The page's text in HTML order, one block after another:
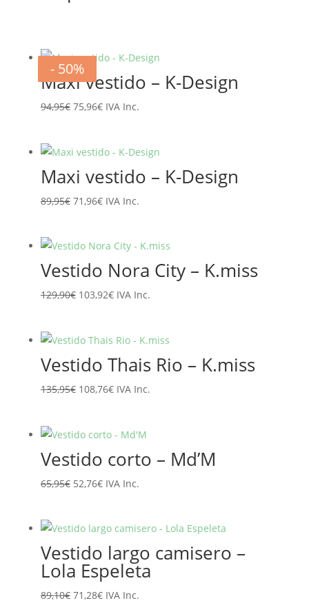
- 20%
Maxi vestido – K-Design
94,95€ El
era:
94,95€.
75,96€El
es:
75,96€.
IVA Inc.
- 20%
Maxi vestido – K-Design
89,95€ El
era:
89,95€.
71,96€El
es:
71,96€.
IVA Inc.
- 20%
Vestido Nora City – K.miss
129,90€ El
era:
129,90€.
103,92€El
es:
103,92€.
IVA Inc.
- 20%
Vestido Thais Rio – K.miss
135,95€ El
era:
135,95€.
108,76€El
es:
108,76€.
IVA Inc.
- 20%
Vestido corto – Md’M
65,95€ El
era:
65,95€.
52,76€El
es:
52,76€.
IVA Inc.
- 20%
Vestido largo camisero –
Lola Espeleta
89,10€ El
71,28€ElIVA Inc.
- 50%
- 50%